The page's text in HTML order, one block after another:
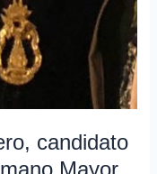
candidato
Mayor